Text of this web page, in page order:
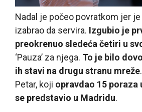
Nadal je počeo povratkom jer
izabrao da servira. Izgubio je
preokrenuo sledeća četiri u
‘Pauza’ za njega. To je bilo
ih stavi na drugu stranu mreže
Petar, koji opravdao 15 poraza
se predstavio u Madridu.